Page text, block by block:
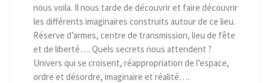
nous voila. Il nous tarde de découvrir et faire découvrir
les différents imaginaires construits autour de ce lieu.
Réserve d’armes, centre de transmission, lieu de fête
et de liberté…. Quels secrets nous attendent ?
Univers qui se croisent, réappropriation de l’espace,
ordre et désordre, imaginaire et réalité….